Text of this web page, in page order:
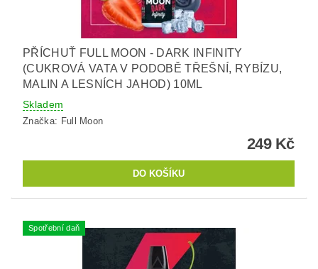
PŘÍCHUŤ FULL MOON - DARK INFINITY
(CUKROVÁ VATA V PODOBĚ TŘEŠNÍ, RYBÍZU,
MALIN A LESNÍCH JAHOD) 10ML
Skladem
Značka: Full Moon
249 Kč
Spotřební daň